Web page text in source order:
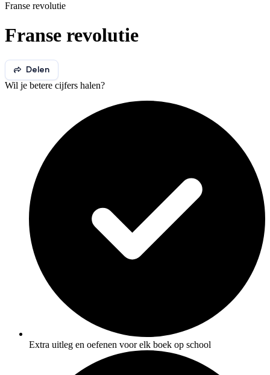
Franse revolutie
Franse revolutie
Delen
Wil je betere cijfers halen?
Extra uitleg en oefenen voor elk boek op school